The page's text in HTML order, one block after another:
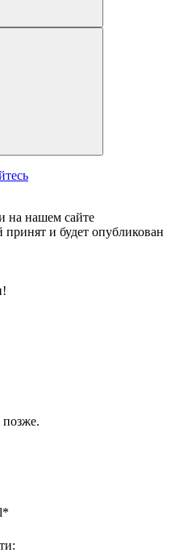
на нашем сайте
и будет опубликован
*